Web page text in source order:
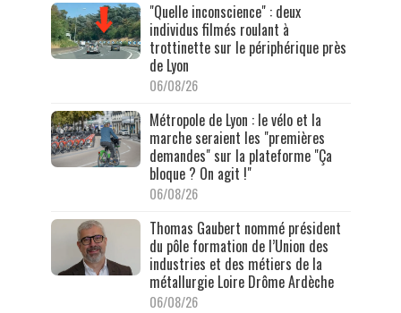
"Quelle inconscience" : deux
individus filmés roulant à
trottinette sur le périphérique près
de Lyon
06/08/26
Métropole de Lyon : le vélo et la
marche seraient les "premières
demandes" sur la plateforme "Ça
bloque ? On agit !"
06/08/26
Thomas Gaubert nommé président
du pôle formation de l’Union des
industries et des métiers de la
métallurgie Loire Drôme Ardèche
06/08/26